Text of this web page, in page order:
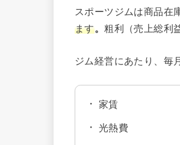
スポーツジムは商品在
ます。粗利（売上総利
ジム経営にあたり、毎
家賃
光熱費